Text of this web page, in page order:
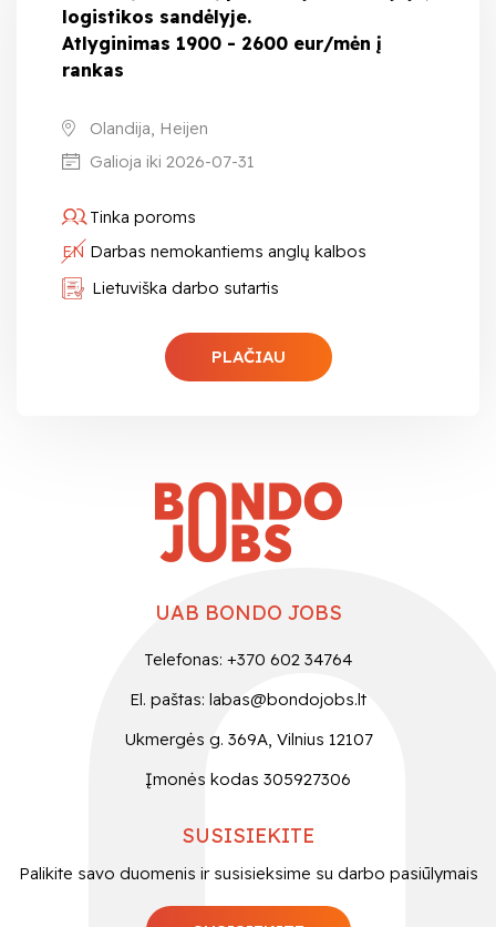
logistikos sandėlyje.
Atlyginimas 1900 - 2600 eur/mėn į
rankas
Olandija, Heijen
Galioja iki 2026-07-31
Tinka poroms
EN Darbas nemokantiems anglų kalbos
Lietuviška darbo sutartis
PLAČIAU
UAB BONDO JOBS
Telefonas: +370 602 34764
El. paštas: labas@bondojobs.lt
Ukmergės g. 369A, Vilnius 12107
Įmonės kodas 305927306
SUSISIEKITE
Palikite savo duomenis ir susisieksime su darbo pasiūlymais